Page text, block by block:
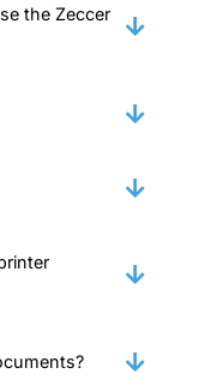
the Zeccer